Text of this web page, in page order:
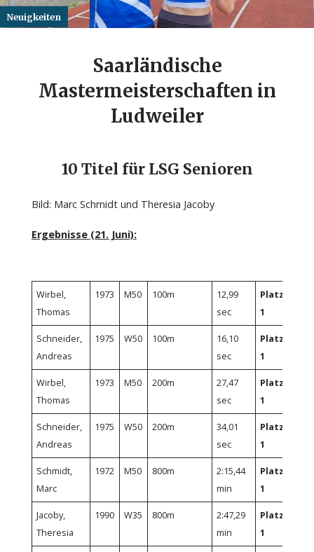
Neuigkeiten
Saarländische
Mastermeisterschaften in
Ludweiler
10 Titel für LSG Senioren
Bild: Marc Schmidt und Theresia Jacoby
Ergebnisse (21. Juni):
Wirbel,
Thomas
1973 M50 100m
12,99
sec
Platz
1
Schneider,
Andreas
1975 W50 100m
16,10
sec
Platz
1
Wirbel,
Thomas
1973 M50 200m
27,47
sec
Platz
1
Schneider,
Andreas
1975 W50 200m
34,01
sec
Platz
1
Schmidt,
Marc
1972 M50 800m
2:15,44
min
Platz
1
Jacoby,
Theresia
1990 W35 800m
2:47,29
min
Platz
1